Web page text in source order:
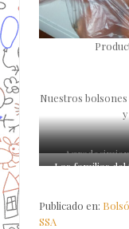
Nuestros
alegría en las
Las familias del
Publicado en:
SSA